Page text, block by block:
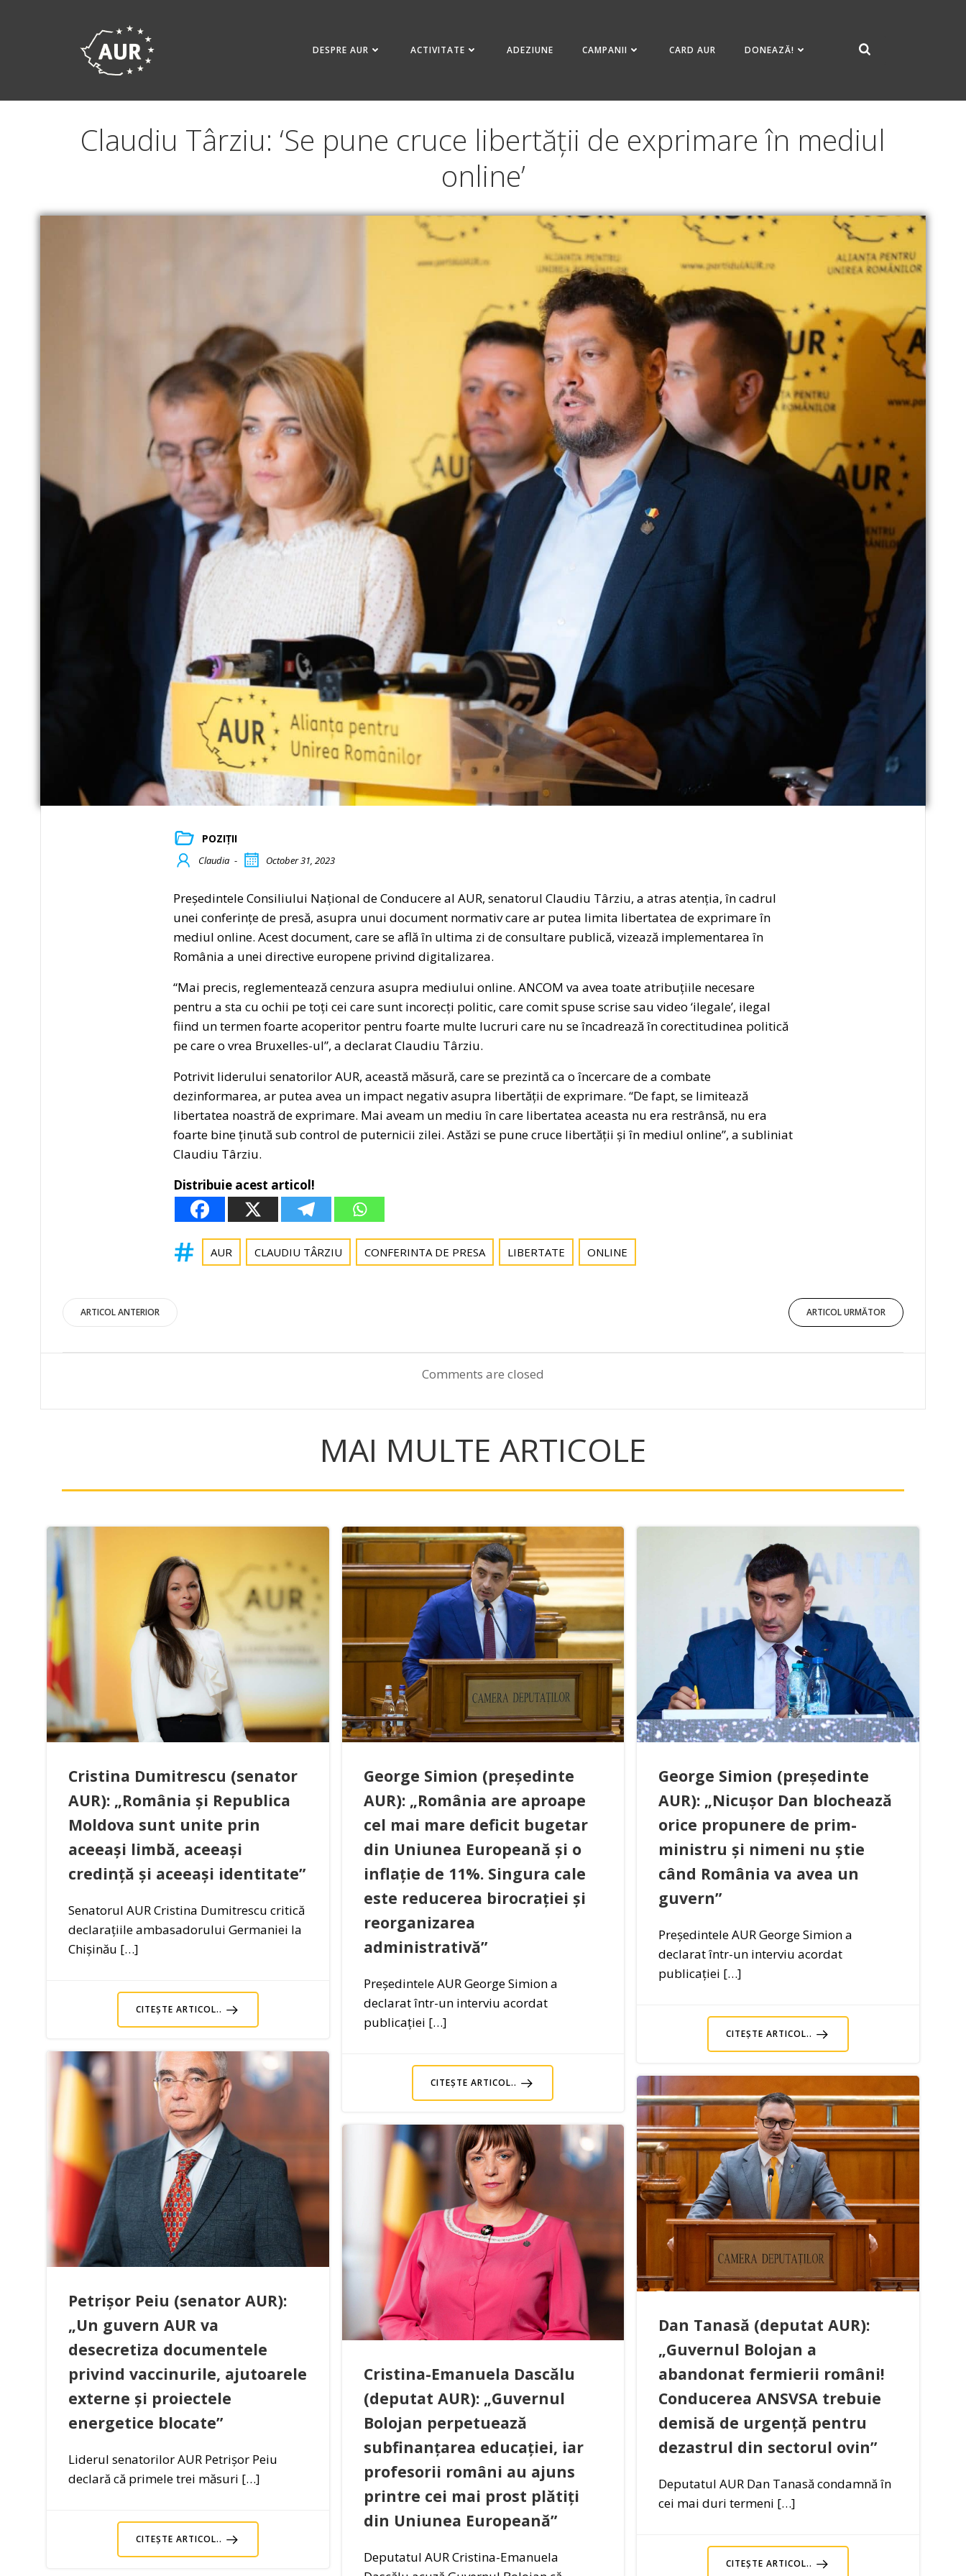
DESPRE AUR ACTIVITATE ADEZIUNE CAMPANII CARD AUR DONEAZĂ!
Claudiu Târziu: ‘Se pune cruce libertății de exprimare în mediul
online’
POZIȚII
Claudia - October 31, 2023
Președintele Consiliului Național de Conducere al AUR, senatorul Claudiu Târziu, a atras atenția, în cadrul
unei conferințe de presă, asupra unui document normativ care ar putea limita libertatea de exprimare în
mediul online. Acest document, care se află în ultima zi de consultare publică, vizează implementarea în
România a unei directive europene privind digitalizarea.
“Mai precis, reglementează cenzura asupra mediului online. ANCOM va avea toate atribuțiile necesare
pentru a sta cu ochii pe toți cei care sunt incorecți politic, care comit spuse scrise sau video ‘ilegale’, ilegal
fiind un termen foarte acoperitor pentru foarte multe lucruri care nu se încadrează în corectitudinea politică
pe care o vrea Bruxelles-ul”, a declarat Claudiu Târziu.
Potrivit liderului senatorilor AUR, această măsură, care se prezintă ca o încercare de a combate
dezinformarea, ar putea avea un impact negativ asupra libertății de exprimare. “De fapt, se limitează
libertatea noastră de exprimare. Mai aveam un mediu în care libertatea aceasta nu era restrânsă, nu era
foarte bine ținută sub control de puternicii zilei. Astăzi se pune cruce libertății și în mediul online”, a subliniat
Claudiu Târziu.
Distribuie acest articol!
AUR CLAUDIU TÂRZIU CONFERINTA DE PRESA LIBERTATE ONLINE
Post
navigation
ARTICOL ANTERIOR
navigation
ARTICOL URMĂTOR
Comments are closed
MAI MULTE ARTICOLE
Cristina Dumitrescu (senator
AUR): „România și Republica
Moldova sunt unite prin
aceeași limbă, aceeași
credință și aceeași identitate”
Senatorul AUR Cristina Dumitrescu critică
declarațiile ambasadorului Germaniei la
Chișinău […]
CITEȘTE ARTICOL..
George Simion (președinte
AUR): „România are aproape
cel mai mare deficit bugetar
din Uniunea Europeană și o
inflație de 11%. Singura cale
este reducerea birocrației și
reorganizarea
administrativă”
Președintele AUR George Simion a
declarat într-un interviu acordat
publicației […]
CITEȘTE ARTICOL..
George Simion (președinte
AUR): „Nicușor Dan blochează
orice propunere de prim-
ministru și nimeni nu știe
când România va avea un
guvern”
Președintele AUR George Simion a
declarat într-un interviu acordat
publicației […]
CITEȘTE ARTICOL..
Petrișor Peiu (senator AUR):
„Un guvern AUR va
desecretiza documentele
privind vaccinurile, ajutoarele
externe și proiectele
energetice blocate”
Liderul senatorilor AUR Petrișor Peiu
declară că primele trei măsuri […]
CITEȘTE ARTICOL..
Dan Tanasă (deputat AUR):
„Guvernul Bolojan a
abandonat fermierii români!
Conducerea ANSVSA trebuie
demisă de urgență pentru
dezastrul din sectorul ovin”
Deputatul AUR Dan Tanasă condamnă în
cei mai duri termeni […]
CITEȘTE ARTICOL..
Cristina-Emanuela Dascălu
(deputat AUR): „Guvernul
Bolojan perpetuează
subfinanțarea educației, iar
profesorii români au ajuns
printre cei mai prost plătiți
din Uniunea Europeană”
Deputatul AUR Cristina-Emanuela